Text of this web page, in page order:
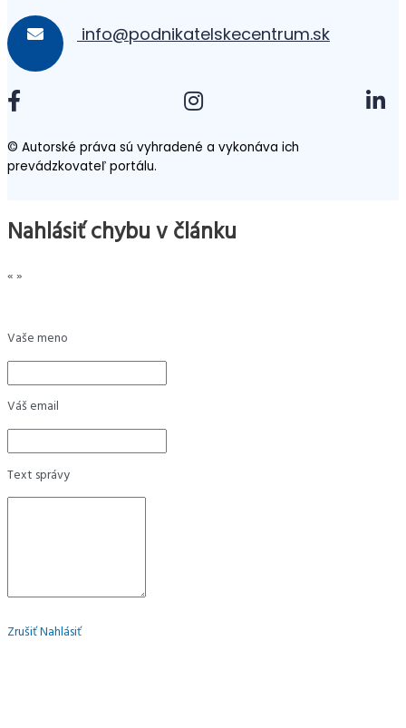
info@podnikatelskecentrum.sk
© Autorské práva sú vyhradené a vykonáva ich
prevádzkovateľ portálu.
Nahlásiť chybu v článku
«»
Vaše meno
Váš email
Text správy
ZrušiťNahlásiť